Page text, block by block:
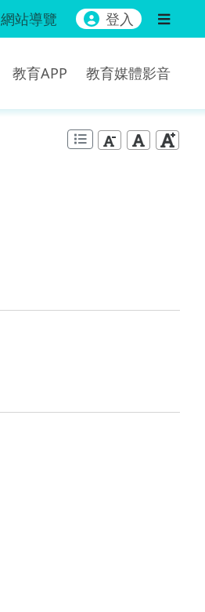
網站導覽 登入
教育APP 教育媒體影音